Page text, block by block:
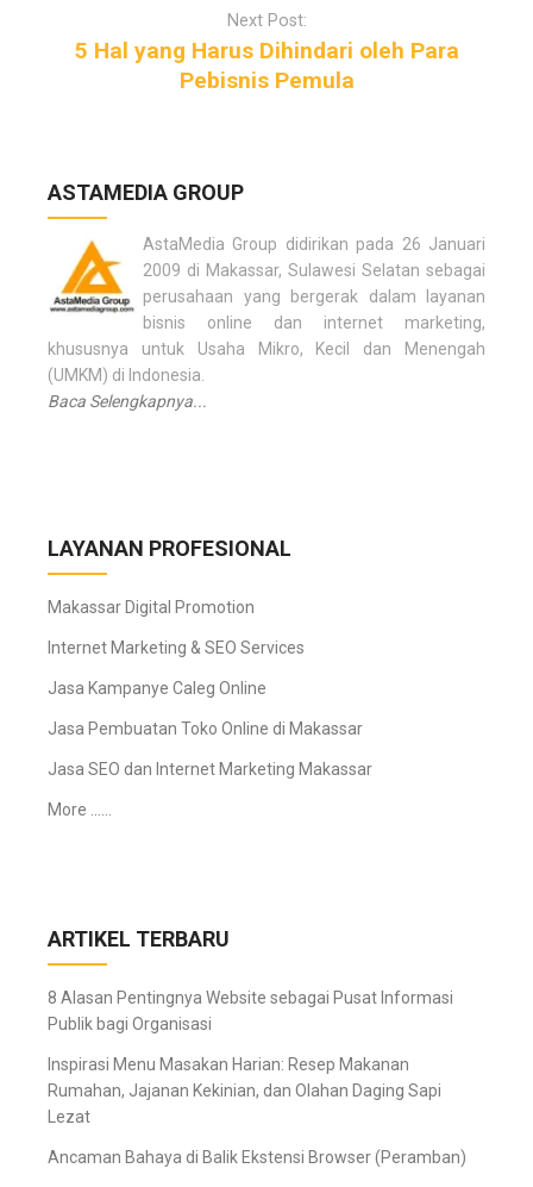
Next Post:
5 Hal yang Harus Dihindari oleh Para
Pebisnis Pemula
ASTAMEDIA GROUP
AstaMedia Group didirikan pada 26 Januari
2009 di Makassar, Sulawesi Selatan sebagai
perusahaan yang bergerak dalam layanan
bisnis online dan internet marketing,
khususnya untuk Usaha Mikro, Kecil dan Menengah
(UMKM) di Indonesia.
Baca Selengkapnya...
LAYANAN PROFESIONAL
Makassar Digital Promotion
Internet Marketing & SEO Services
Jasa Kampanye Caleg Online
Jasa Pembuatan Toko Online di Makassar
Jasa SEO dan Internet Marketing Makassar
More ……
ARTIKEL TERBARU
8 Alasan Pentingnya Website sebagai Pusat Informasi
Publik bagi Organisasi
Inspirasi Menu Masakan Harian: Resep Makanan
Rumahan, Jajanan Kekinian, dan Olahan Daging Sapi
Lezat
Ancaman Bahaya di Balik Ekstensi Browser (Peramban)